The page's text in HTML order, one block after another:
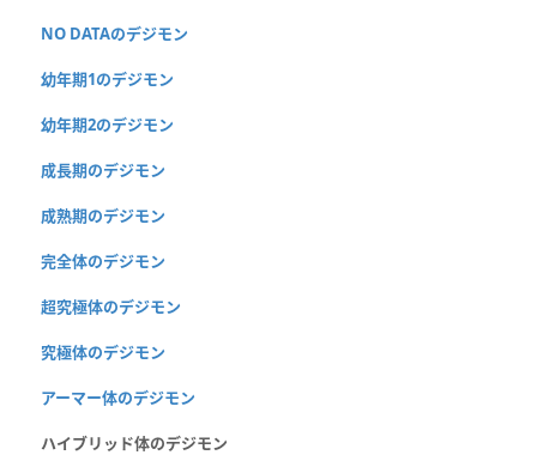
NO DATAのデジモン
幼年期1のデジモン
幼年期2のデジモン
成長期のデジモン
成熟期のデジモン
完全体のデジモン
超究極体のデジモン
究極体のデジモン
アーマー体のデジモン
ハイブリッド体のデジモン